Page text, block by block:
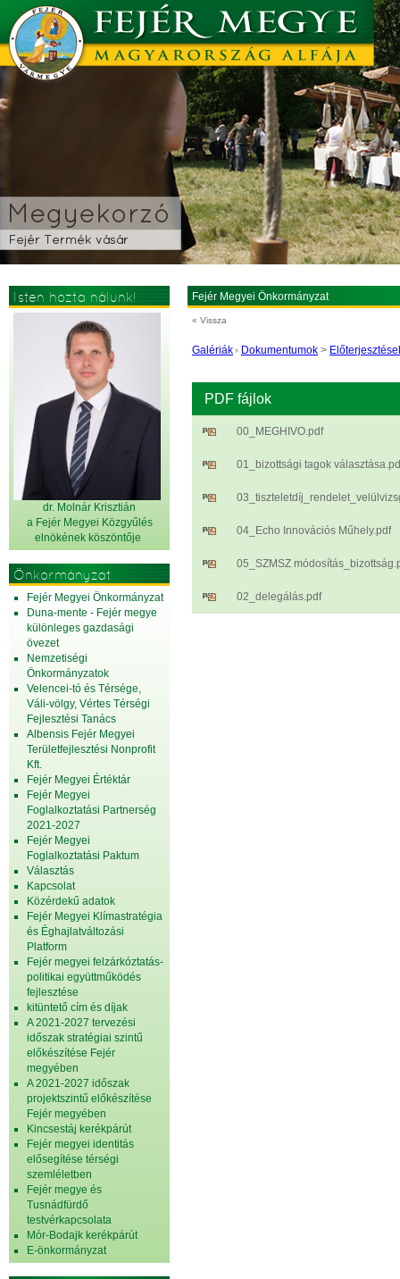
Isten hozta nálunk!
dr. Molnár Krisztián
a Fejér Megyei Közgyűlés
elnökének köszöntője
Önkormányzat
Fejér Megyei Önkormányzat
Duna-mente - Fejér megye
különleges gazdasági
övezet
Nemzetiségi
Önkormányzatok
Velencei-tó és Térsége,
Váli-völgy, Vértes Térségi
Fejlesztési Tanács
Albensis Fejér Megyei
Területfejlesztési Nonprofit
Kft.
Fejér Megyei Értéktár
Fejér Megyei
Foglalkoztatási Partnerség
2021-2027
Fejér Megyei
Foglalkoztatási Paktum
Választás
Kapcsolat
Közérdekű adatok
Fejér Megyei Klímastratégia
és Éghajlatváltozási
Platform
Fejér megyei felzárkóztatás-
politikai együttműködés
fejlesztése
kitüntető cím és díjak
A 2021-2027 tervezési
időszak stratégiai szintű
előkészítése Fejér
megyében
A 2021-2027 időszak
projektszintű előkészítése
Fejér megyében
Kincsestáj kerékpárút
Fejér megyei identitás
elősegítése térségi
szemléletben
Fejér megye és
Tusnádfürdő
testvérkapcsolata
Mór-Bodajk kerékpárút
E-önkormányzat
Fejér Megyei Önkormányzat
« Vissza
Galériák Dokumentumok >
PDF fájlok
00_MEGHIVO.pdf
01_bizottsági tagok
04_Echo Innovációs Műhely.pdf
05_SZMSZ
02_delegálás.pdf